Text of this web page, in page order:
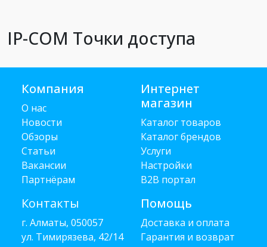
IP-COM Точки доступа
Компания
О нас
Новости
Обзоры
Статьи
Вакансии
Партнёрам
Контакты
г. Алматы, 050057
ул. Тимирязева, 42/14
Интернет
магазин
Каталог товаров
Каталог брендов
Услуги
Настройки
B2B портал
Помощь
Доставка и оплата
Гарантия и возврат